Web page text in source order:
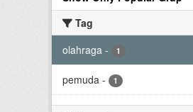
Tag
olahraga - 1
pemuda - 1